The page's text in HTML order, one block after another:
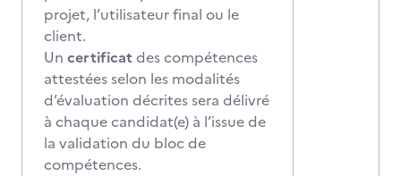
projet, l’utilisateur final ou le
client.
Un certificatdes compétences
attestées selon les modalités
d’évaluation décrites sera délivré
à chaque candidat(e) à l’issue de
la validation du bloc de
compétences.